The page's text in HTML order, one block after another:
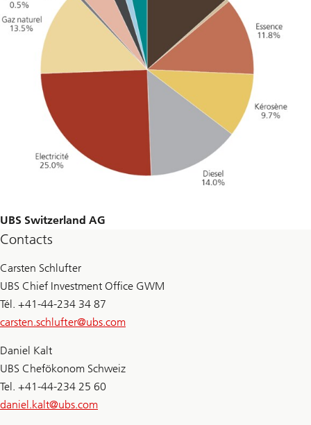
UBS Switzerland AG
Contacts
Carsten Schlufter
UBS Chief Investment Office GWM
Tél. +41-44-234 34 87
carsten.schlufter@ubs.com
Daniel Kalt
UBS Chefökonom Schweiz
Tel. +41-44-234 25 60
daniel.kalt@ubs.com